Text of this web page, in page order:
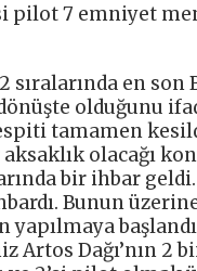
pilot 7 emniyet
sıralarında en
olduğunu
tamamen
olacağı
bir ihbar
Bunun
yapılmaya
Artos Dağı’nın 2